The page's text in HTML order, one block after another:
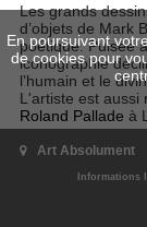
Les grands
d’objets de Mark
poétique. Puisée
iconographie
l’humain et le
L'artiste est aussi
Roland Pallade à
Art Absolument
Informations
En poursuivant
de cookies pour